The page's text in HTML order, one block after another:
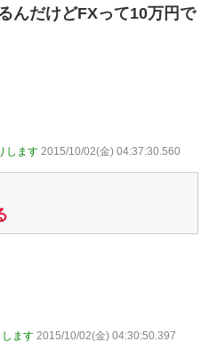
んだけどFXって10万円で
します 2015/10/02(金) 04:37:30.560
ます 2015/10/02(金) 04:30:50.397